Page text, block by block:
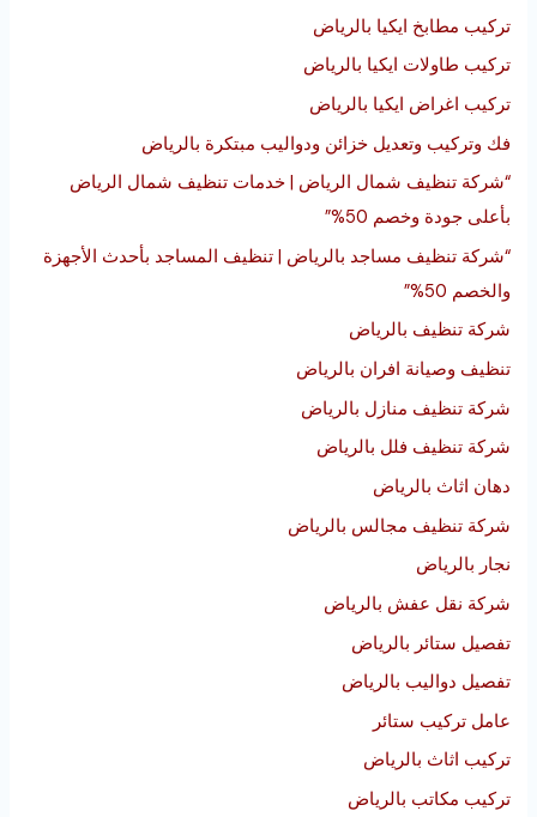
تركيب مطابخ ايكيا بالرياض
تركيب طاولات ايكيا بالرياض
تركيب اغراض ايكيا بالرياض
فك وتركيب وتعديل خزائن ودواليب مبتكرة بالرياض
“شركة تنظيف شمال الرياض | خدمات تنظيف شمال الرياض
بأعلى جودة وخصم 50%”
“شركة تنظيف مساجد بالرياض | تنظيف المساجد بأحدث الأجهزة
والخصم 50%”
شركة تنظيف بالرياض
تنظيف وصيانة افران بالرياض
شركة تنظيف منازل بالرياض
شركة تنظيف فلل بالرياض
دهان اثاث بالرياض
شركة تنظيف مجالس بالرياض
نجار بالرياض
شركة نقل عفش بالرياض
تفصيل ستائر بالرياض
تفصيل دواليب بالرياض
عامل تركيب ستائر
تركيب اثاث بالرياض
تركيب مكاتب بالرياض